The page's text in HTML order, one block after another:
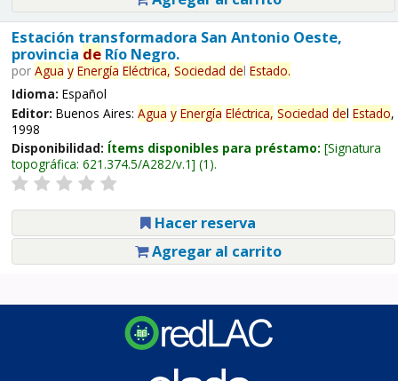
Estación transformadora San Antonio Oeste,
provincia deRío Negro.
por Agua y Energía Eléctrica, Sociedad del Estado.
Idioma: Español
Editor: Buenos Aires: Agua y Energía Eléctrica, Sociedad del Estado,
1998
Disponibilidad: Ítems disponibles para préstamo: Signatura
topográfica: 621.374.5/A282/v.1 (1).
Hacer reserva
Agregar al carrito